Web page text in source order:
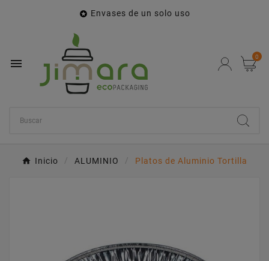
 Envases de un solo uso
 0
Inicio ALUMINIO Platos de Aluminio Tortilla